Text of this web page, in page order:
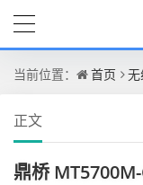
当前位置： 首页
正文
鼎桥